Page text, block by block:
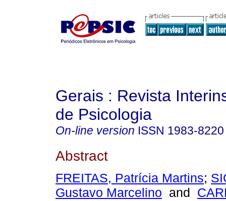
Gerais : Revista
de Psicologia
On-line version ISSN 1983-8220
Abstract
FREITAS, Patrícia Martins;
Gustavo Marcelino and